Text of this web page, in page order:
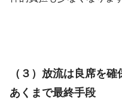
（３）放流は良席を
あくまで最終手段